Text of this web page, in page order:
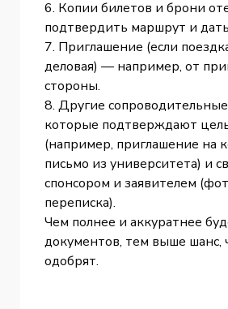
6. Копии билетов и брони
подтвердить маршрут и
7. Приглашение (если
деловая) — например, от
стороны.
8. Другие
которые подтверждают
(например, приглашение на
письмо из университета) и
спонсором и заявителем
переписка).
Чем полнее и аккуратнее
документов, тем выше шанс,
одобрят.